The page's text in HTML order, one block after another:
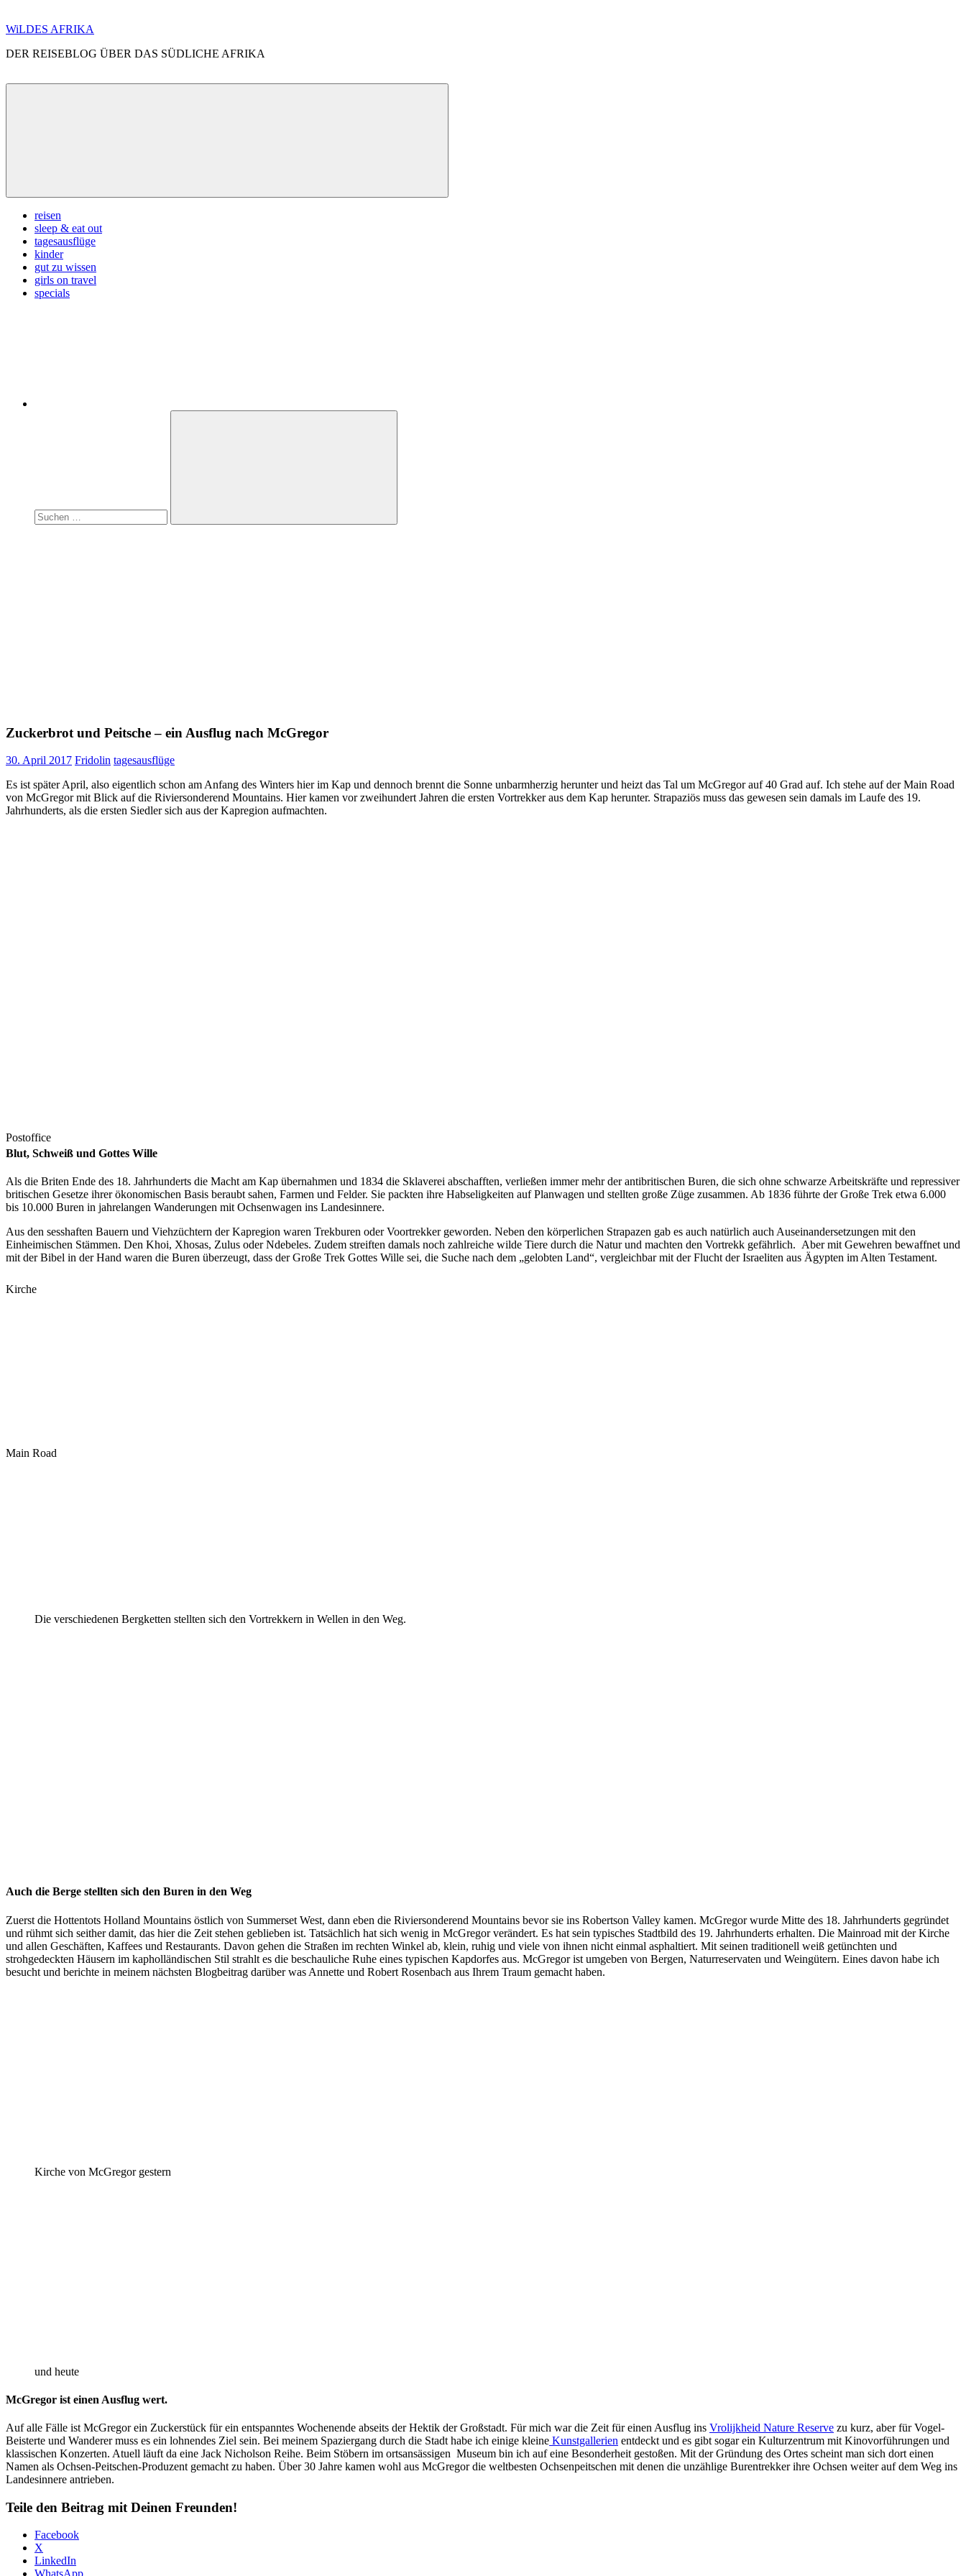
Zum
springen
WiLDES AFRIKA
DER REISEBLOG ÜBER DAS SÜDLICHE AFRIKA
Menü
reisen
sleep & eat out
tagesausflüge
kinder
gut zu wissen
girls on travel
specials
Suchen
Zuckerbrot und Peitsche – ein Ausflug nach McGregor
30. April 2017 Fridolin tagesausflüge
Es ist später April, also eigentlich schon am Anfang des Winters hier im Kap und dennoch brennt die Sonne unbarmherzig herunter und heizt das Tal um McGregor auf 40 Grad auf. Ich stehe auf der Main Road
von McGregor mit Blick auf die Riviersonderend Mountains. Hier kamen vor zweihundert Jahren die ersten Vortrekker aus dem Kap herunter. Strapaziös muss das gewesen sein damals im Laufe des 19.
Jahrhunderts, als die ersten Siedler sich aus der Kapregion aufmachten.
Postoffice
Kirche
Main Road
Blut, Schweiß und Gottes Wille
Als die Briten Ende des 18. Jahrhunderts die Macht am Kap übernahmen und 1834 die Sklaverei abschafften, verließen immer mehr der antibritischen Buren, die sich ohne schwarze Arbeitskräfte und repressiver
britischen Gesetze ihrer ökonomischen Basis beraubt sahen, Farmen und Felder. Sie packten ihre Habseligkeiten auf Planwagen und stellten große Züge zusammen. Ab 1836 führte der Große Trek etwa 6.000
bis 10.000 Buren in jahrelangen Wanderungen mit Ochsenwagen ins Landesinnere.
Aus den sesshaften Bauern und Viehzüchtern der Kapregion waren Trekburen oder Voortrekker geworden. Neben den körperlichen Strapazen gab es auch natürlich auch Auseinandersetzungen mit den
Einheimischen Stämmen. Den Khoi, Xhosas, Zulus oder Ndebeles. Zudem streiften damals noch zahlreiche wilde Tiere durch die Natur und machten den Vortrekk gefährlich. Aber mit Gewehren bewaffnet und
mit der Bibel in der Hand waren die Buren überzeugt, dass der Große Trek Gottes Wille sei, die Suche nach dem „gelobten Land“, vergleichbar mit der Flucht der Israeliten aus Ägypten im Alten Testament.
Die verschiedenen Bergketten stellten sich den Vortrekkern in Wellen in den Weg.
Auch die Berge stellten sich den Buren in den Weg
Zuerst die Hottentots Holland Mountains östlich von Summerset West, dann eben die Riviersonderend Mountains bevor sie ins Robertson Valley kamen. McGregor wurde Mitte des 18. Jahrhunderts gegründet
und rühmt sich seither damit, das hier die Zeit stehen geblieben ist. Tatsächlich hat sich wenig in McGregor verändert. Es hat sein typisches Stadtbild des 19. Jahrhunderts erhalten. Die Mainroad mit der Kirche
und allen Geschäften, Kaffees und Restaurants. Davon gehen die Straßen im rechten Winkel ab, klein, ruhig und viele von ihnen nicht einmal asphaltiert. Mit seinen traditionell weiß getünchten und
strohgedeckten Häusern im kapholländischen Stil strahlt es die beschauliche Ruhe eines typischen Kapdorfes aus. McGregor ist umgeben von Bergen, Naturreservaten und Weingütern. Eines davon habe ich
besucht und berichte in meinem nächsten Blogbeitrag darüber was Annette und Robert Rosenbach aus Ihrem Traum gemacht haben.
Kirche von McGregor gestern
und heute
McGregor ist einen Ausflug wert.
Auf alle Fälle ist McGregor ein Zuckerstück für ein entspanntes Wochenende abseits der Hektik der Großstadt. Für mich war die Zeit für einen Ausflug ins Vrolijkheid Nature Reserve zu kurz, aber für Vogel-
Beisterte und Wanderer muss es ein lohnendes Ziel sein. Bei meinem Spaziergang durch die Stadt habe ich einige kleine Kunstgallerien entdeckt und es gibt sogar ein Kulturzentrum mit Kinovorführungen und
klassischen Konzerten. Atuell läuft da eine Jack Nicholson Reihe. Beim Stöbern im ortsansässigen Museum bin ich auf eine Besonderheit gestoßen. Mit der Gründung des Ortes scheint man sich dort einen
Namen als Ochsen-Peitschen-Produzent gemacht zu haben. Über 30 Jahre kamen wohl aus McGregor die weltbesten Ochsenpeitschen mit denen die unzählige Burentrekker ihre Ochsen weiter auf dem Weg ins
Landesinnere antrieben.
Teile den Beitrag mit Deinen Freunden!
Facebook
X
LinkedIn